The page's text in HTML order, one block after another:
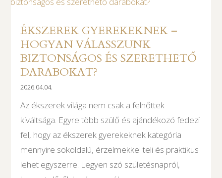
ÉKSZEREK GYEREKEKNEK –
HOGYAN VÁLASSZUNK
BIZTONSÁGOS ÉS SZERETHETŐ
DARABOKAT?
2026.04.04.
Az ékszerek világa nem csak a felnőttek
kiváltsága. Egyre több szülő és ajándékozó fedezi
fel, hogy az ékszerek gyerekeknek kategória
mennyire sokoldalú, érzelmekkel teli és praktikus
lehet egyszerre. Legyen szó születésnapról,